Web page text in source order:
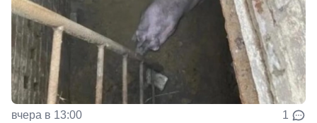
вчера в 13:00 1